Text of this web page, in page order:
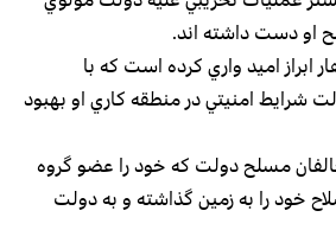
او دست داشته اند.
ابراز اميد واري كرده است كه با
شرايط امنيتي در منطقه كاري او بهبود
مسلح دولت كه خود را عضو گروه
خود را به زمين گذاشته و به دولت